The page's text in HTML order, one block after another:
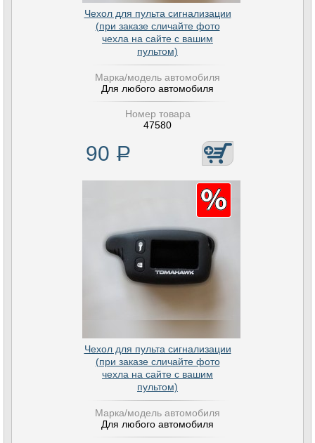
Чехол для пульта сигнализации
(при заказе сличайте фото
чехла на сайте с вашим
пультом)
Марка/модель автомобиля
Для любого автомобиля
Номер товара
47580
90 Р
Чехол для пульта сигнализации
(при заказе сличайте фото
чехла на сайте с вашим
пультом)
Марка/модель автомобиля
Для любого автомобиля